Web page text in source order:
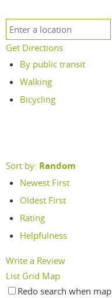
Get Directions
By public transit
Walking
Bicycling
Sort by: Random
Newest First
Oldest First
Rating
Helpfulness
Write a Review
List Grid Map
Redo search when